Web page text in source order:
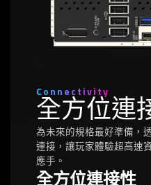
Connectivity
全方位連
為未來的規格最好準備，
連接，讓玩家體驗超高速
應手。
全方位連接性